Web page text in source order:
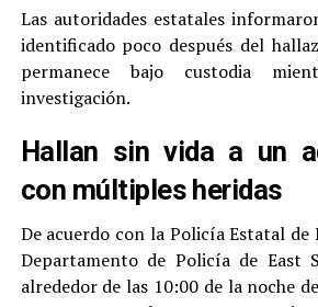
Las autoridades estatales
identificado poco después del
permanece bajo custodia
investigación.
Hallan sin vida a un
con múltiples heridas
De acuerdo con la Policía Estatal
Departamento de Policía de East
alrededor de las 10:00 de la noche